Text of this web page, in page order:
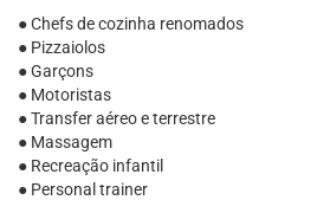
● Chefs de cozinha renomados
● Pizzaiolos
● Garçons
● Motoristas
● Transfer aéreo e terrestre
● Massagem
● Recreação infantil
● Personal trainer